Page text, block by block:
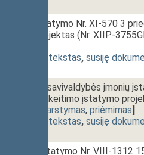
Paslaugų įstatymo Nr. XI-570 3
įstatymo projektas (Nr. XIIP-
dokumento tekstas, susiję
Valstybės ir savivaldybės įmonių
straipsnio pakeitimo įstatymo
svarstymas, priėmimas]
dokumento tekstas, susiję
Investicijų įstatymo Nr. VIII-1312